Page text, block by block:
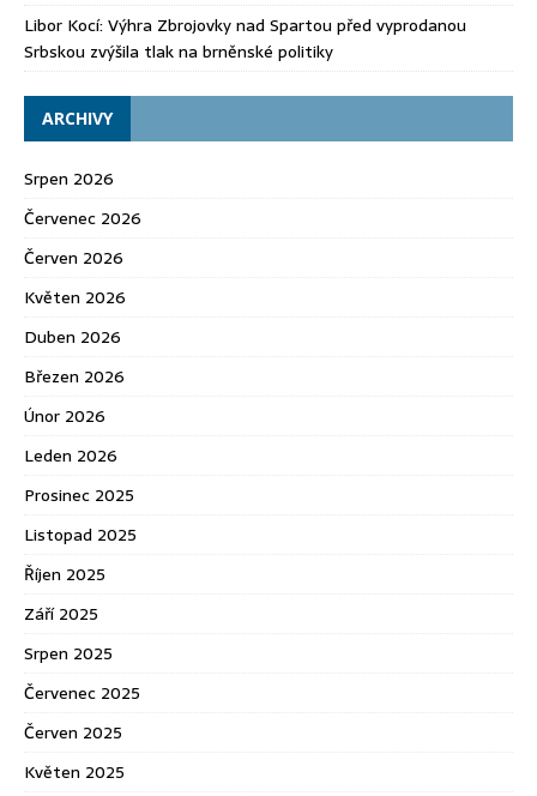
Libor Kocí: Výhra Zbrojovky nad Spartou před vyprodanou
Srbskou zvýšila tlak na brněnské politiky
ARCHIVY
Srpen 2026
Červenec 2026
Červen 2026
Květen 2026
Duben 2026
Březen 2026
Únor 2026
Leden 2026
Prosinec 2025
Listopad 2025
Říjen 2025
Září 2025
Srpen 2025
Červenec 2025
Červen 2025
Květen 2025